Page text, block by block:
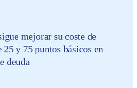
mejorar su coste de
y 75 puntos básicos en
deuda